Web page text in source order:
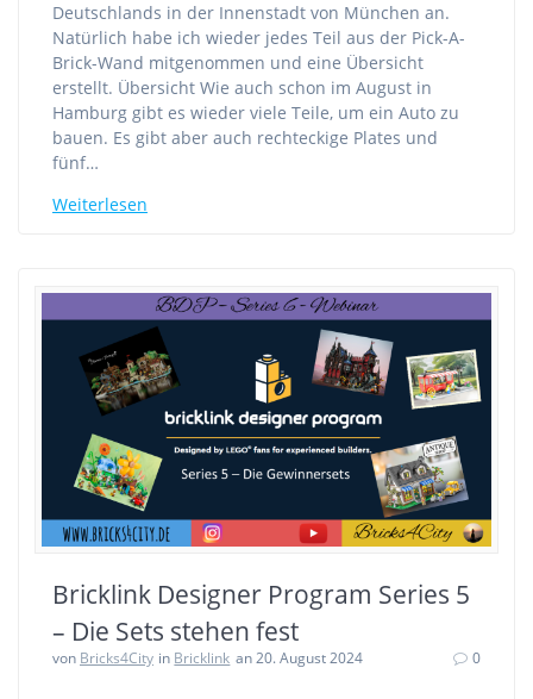
Deutschlands in der Innenstadt von München an.
Natürlich habe ich wieder jedes Teil aus der Pick-A-
Brick-Wand mitgenommen und eine Übersicht
erstellt. Übersicht Wie auch schon im August in
Hamburg gibt es wieder viele Teile, um ein Auto zu
bauen. Es gibt aber auch rechteckige Plates und
fünf…
Weiterlesen
Bricklink Designer Program Series 5
– Die Sets stehen fest
von Bricks4City in Bricklink an 20. August 2024 0